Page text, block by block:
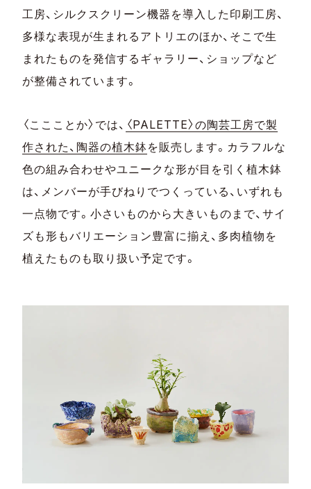
工房、シルクスクリーン機器を導入した印刷工房、
多様な表現が生まれるアトリエのほか、そこで生
まれたものを発信するギャラリー、ショップなど
が整備されています。
〈ここことか〉では、 〈PALETTE〉の陶芸工房で製
作された、陶器の植木鉢を販売します。カラフルな
色の組み合わせやユニークな形が目を引く植木鉢
は、メンバーが手びねりでつくっている、いずれも
一点物です。小さいものから大きいものまで、サイ
ズも形もバリエーション豊富に揃え、多肉植物を
植えたものも取り扱い予定です。